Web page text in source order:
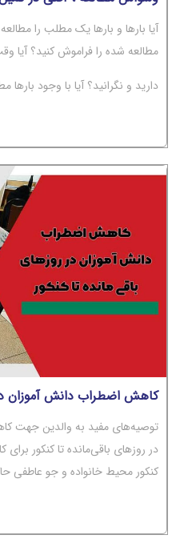
آیا بارها و بارها یک مطلب را
مطالعه شده را فراموش کنید؟ آیا
دارید و نگرانید؟ آیا با وجود
می‌شوند؟ اگر جواب‌تان مثبت است،
کاهش اضطراب دانش آموزان
در
کنکور محیط خانواده و جو عاطفی